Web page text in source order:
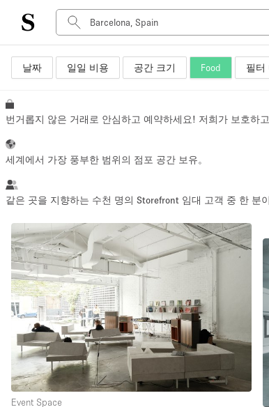
날짜 일일 비용 공간 크기 Food 필터
공간 유형 Advertisement Space
Boat
Event Space
Mall Shop
Meeting Space
Other
Restaurant / Bar / Cafe
Salon
Stall / Market Stall
Unique Space
번거롭지 않은 거래로 안심하고 예약하세요! 저희가 보호하
세계에서 가장 풍부한 범위의 점포 공간 보유。
같은 곳을 지향하는 수천 명의 Storefront 임대 고객 중 한 분
Event Space